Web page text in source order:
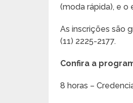
(moda rápida), e o
As inscrições são
(11) 2225-2177.
Confira a
8 horas –